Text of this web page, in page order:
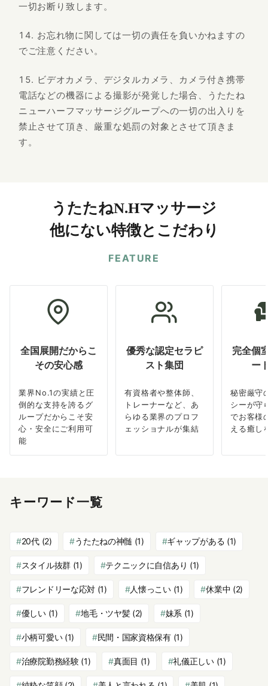
一切お断り致します。
お忘れ物に関しては一切の責任を負いかねますの
でご注意ください。
ビデオカメラ、デジタルカメラ、カメラ付き携帯
電話などの機器による撮影が発覚した場合、うたたね
ニューハーフマッサージグループへの一切の出入りを
禁止させて頂き、厳重な処罰の対象とさせて頂きま
す。
うたたねN.Hマッサージ
他にない特徴とこだわり
FEATURE
全国展開だからこ
その安心感
業界No.1の実績と圧
倒的な支持を誇るグ
ループだからこそ安
心・安全にご利用可
能
優秀な認定セラピ
スト集団
有資格者や整体師、
トレーナーなど、あ
らゆる業界のプロフ
ェッショナルが集結
完全個
ー
秘密厳守
シーが守
でお客様
える癒し
キーワード一覧
20代(2) うたたねの神髄 (1) ギャップがある (1)
スタイル抜群(1) テクニックに自信あり (1)
フレンドリーな応対 (1) 人懐っこい(1) 休業中 (2)
優しい(1) 地毛・ツヤ髪(2) 妹系 (1)
小柄可愛い(1) 民間・国家資格保有(1)
治療院勤務経験(1) 真面目 (1) 礼儀正しい(1)